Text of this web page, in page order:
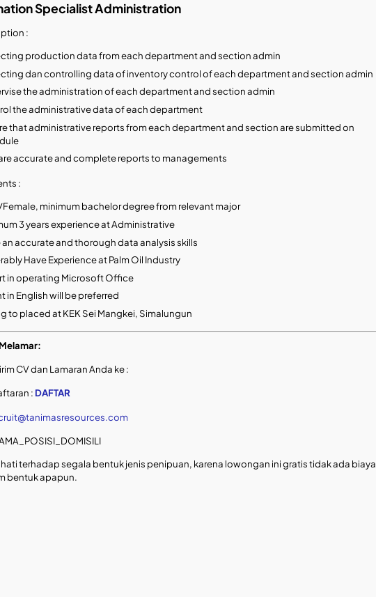
Specialist Administration
:
production data from each department and section admin
dan controlling data of inventory control of each department and section admin
the administration of each department and section admin
the administrative data of each department
that administrative reports from each department and section are submitted on
accurate and complete reports to managements
:
Female, minimum bachelor degree from relevant major
3 years experience at Administrative
an accurate and thorough data analysis skills
Have Experience at Palm Oil Industry
in operating Microsoft Office
in English will be preferred
to placed at KEK Sei Mangkei, Simalungun
CV dan Lamaran Anda ke :
: DAFTAR
terhadap segala bentuk jenis penipuan, karena lowongan ini gratis tidak ada biaya
bentuk apapun.